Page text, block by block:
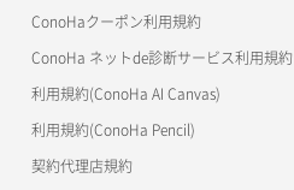
ConoHaクーポン利用規約
ConoHa ネットde診断サービス利用規約
利用規約(ConoHa AI Canvas)
利用規約(ConoHa Pencil)
契約代理店規約